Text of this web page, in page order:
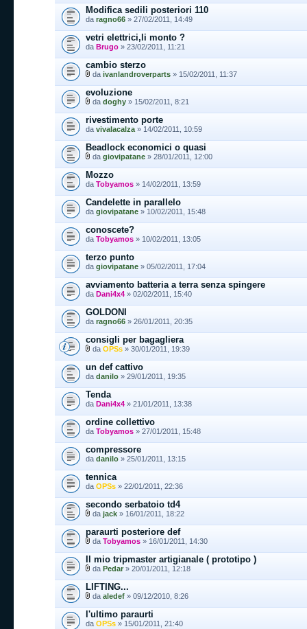
Modifica sedili posteriori 110
da ragno66 » 27/02/2011, 14:49
vetri elettrici,li monto ?
da Brugo » 23/02/2011, 11:21
cambio sterzo
da ivanlandroverparts » 15/02/2011, 11:37
evoluzione
da doghy » 15/02/2011, 8:21
rivestimento porte
da vivalacalza » 14/02/2011, 10:59
Beadlock economici o quasi
da giovipatane » 28/01/2011, 12:00
Mozzo
da Tobyamos » 14/02/2011, 13:59
Candelette in parallelo
da giovipatane » 10/02/2011, 15:48
conoscete?
da Tobyamos » 10/02/2011, 13:05
terzo punto
da giovipatane » 05/02/2011, 17:04
avviamento batteria a terra senza spingere
da Dani4x4 » 02/02/2011, 15:40
GOLDONI
da ragno66 » 26/01/2011, 20:35
consigli per bagagliera
da OPSs » 30/01/2011, 19:39
un def cattivo
da danilo » 29/01/2011, 19:35
Tenda
da Dani4x4 » 21/01/2011, 13:38
ordine collettivo
da Tobyamos » 27/01/2011, 15:48
compressore
da danilo » 25/01/2011, 13:15
tennica
da OPSs » 22/01/2011, 22:36
secondo serbatoio td4
da jack » 16/01/2011, 18:22
paraurti posteriore def
da Tobyamos » 16/01/2011, 14:30
Il mio tripmaster artigianale ( prototipo )
da Pedar » 20/01/2011, 12:18
LIFTING...
da aledef » 09/12/2010, 8:26
l'ultimo paraurti
da OPSs » 15/01/2011, 21:40